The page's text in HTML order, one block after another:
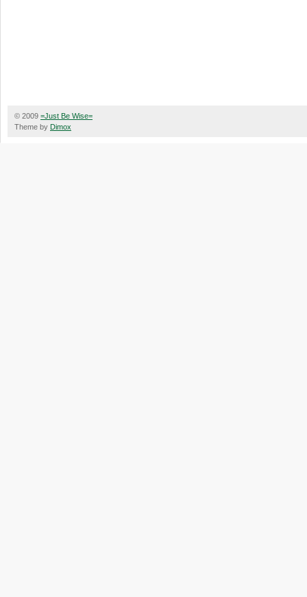
© 2009 =Just Be Wise=
Theme by Dimox